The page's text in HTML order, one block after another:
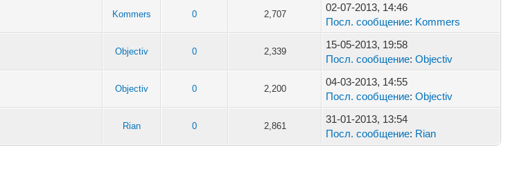
Kommers 0 2,707
02-07-2013, 14:46
Посл. сообщение: Kommers
Objectiv 0 2,339
15-05-2013, 19:58
Посл. сообщение: Objectiv
Objectiv 0 2,200
04-03-2013, 14:55
Посл. сообщение: Objectiv
Rian 0 2,861
31-01-2013, 13:54
Посл. сообщение: Rian